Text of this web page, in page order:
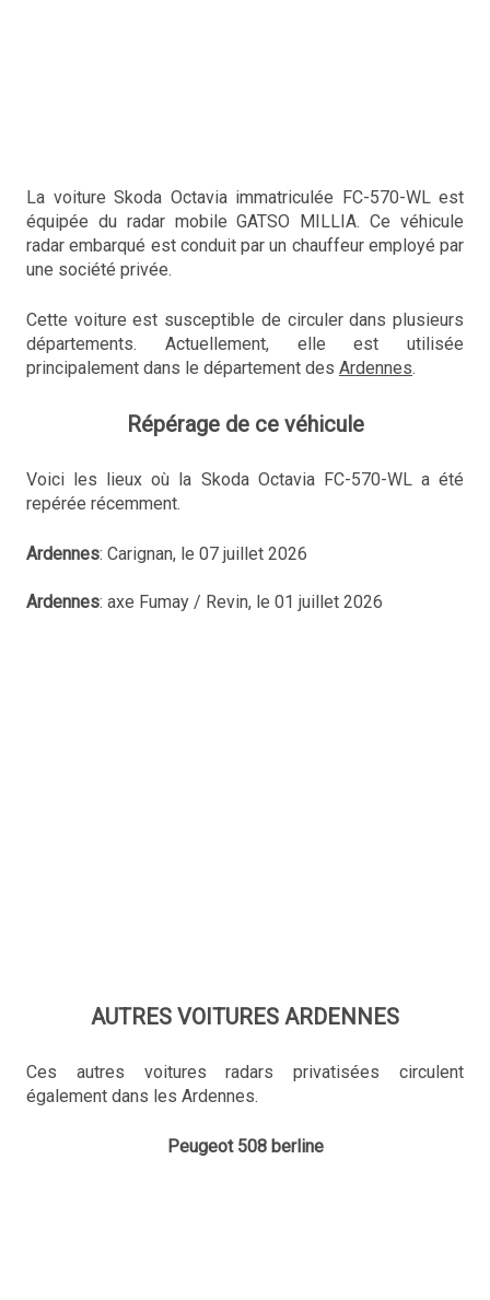
La voiture Skoda Octavia immatriculée FC-570-WL est
équipée du radar mobile GATSO MILLIA. Ce véhicule
radar embarqué est conduit par un chauffeur employé par
une société privée.
Cette voiture est susceptible de circuler dans plusieurs
départements. Actuellement, elle est utilisée
principalement dans le département des Ardennes.
Répérage de ce véhicule
Voici les lieux où la Skoda Octavia FC-570-WL a été
repérée récemment.
Ardennes: Carignan, le 07 juillet 2026
Ardennes: axe Fumay / Revin, le 01 juillet 2026
AUTRES VOITURES ARDENNES
Ces autres voitures radars privatisées circulent
également dans les Ardennes.
Peugeot 508 berline